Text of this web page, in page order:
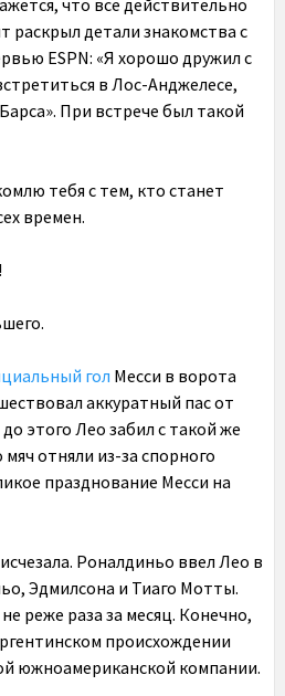
что все действительно
раскрыл детали знакомства с
ESPN: «Я хорошо дружил с
в Лос-Анджелесе,
При встрече был такой
тебя с тем, кто станет
времен.
гол Месси в ворота
аккуратный пас от
этого Лео забил с такой же
отняли из-за спорного
празднование Месси на
Роналдиньо ввел Лео в
Эдмилсона и Тиаго Мотты.
реже раза за месяц. Конечно,
происхождении
южноамериканской компании.